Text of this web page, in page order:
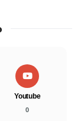
Youtube
0